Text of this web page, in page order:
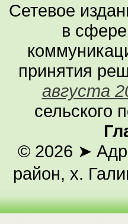
Сетевое
в
принятия
августа
сельского
© 2026 ➤
район, х.